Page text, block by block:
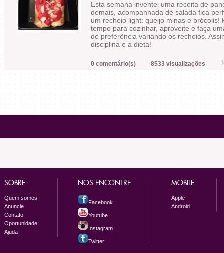
Esta semana inventei uma receita de
demais, acompanhada de salada fica
um recheio light: queijo minas e
tempo para cozinhar, aproveite e faça
de preferência variando os recheios.
disciplina e a dieta!
0 comentário(s) 8533 visualizações
SOBRE:
Quem somos
Anuncie
Contato
Oportunidade
Ajuda
NOS ENCONTRE
Facebook
Youtube
Instagram
Twitter
MOBILE:
Apple
Android